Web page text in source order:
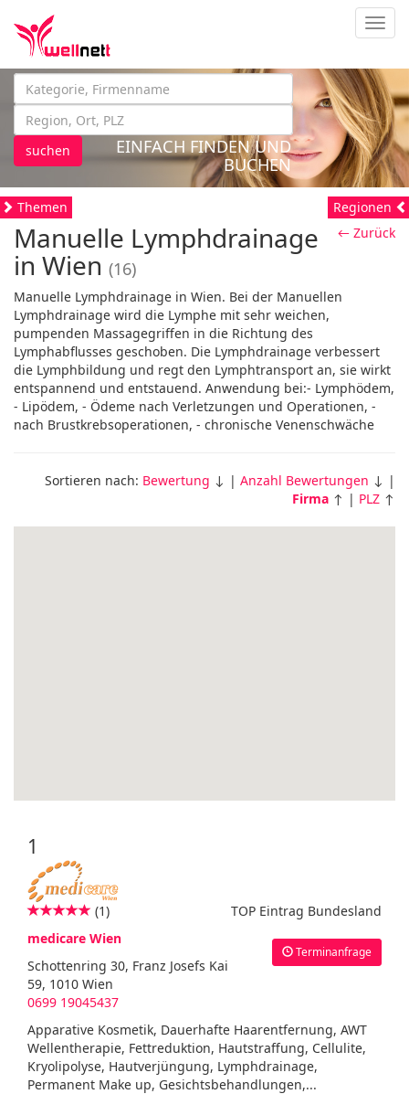
suchen
EINFACH FINDEN UND
BUCHEN
Themen
← Zurück
Manuelle Lymphdrainage
in Wien (16)
Manuelle Lymphdrainage in Wien. Bei der Manuellen
Lymphdrainage wird die Lymphe mit sehr weichen,
pumpenden Massagegriffen in die Richtung des
Lymphabflusses geschoben. Die Lymphdrainage verbessert
die Lymphbildung und regt den Lymphtransport an, sie wirkt
entspannend und entstauend. Anwendung bei:- Lymphödem,
- Lipödem, - Ödeme nach Verletzungen und Operationen, -
nach Brustkrebsoperationen, - chronische Venenschwäche
Sortieren nach: Bewertung ↓ | Anzahl Bewertungen ↓ |
Firma ↑ | PLZ ↑
1
TOP Eintrag Bundesland
Terminanfrage
(1)
medicare Wien
Schottenring 30, Franz Josefs Kai
59, 1010 Wien
0699 19045437
Apparative Kosmetik, Dauerhafte Haarentfernung, AWT
Wellentherapie, Fettreduktion, Hautstraffung, Cellulite,
Kryolipolyse, Hautverjüngung, Lymphdrainage,
Permanent Make up, Gesichtsbehandlungen,...
Regionen